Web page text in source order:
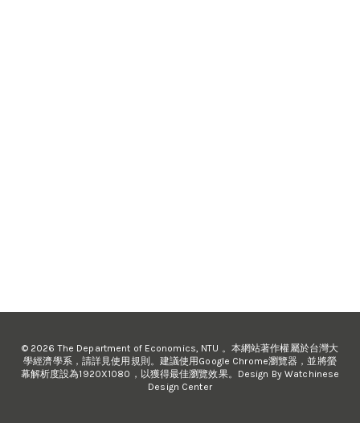
© 2026 The Department of Economics, NTU 。本網站著作權屬於台灣大
學經濟學系，請詳見使用規則。建議使用Google Chrome瀏覽器，並將螢
幕解析度設為1920X1080，以獲得最佳瀏覽效果。Design By Watchinese
Design Center